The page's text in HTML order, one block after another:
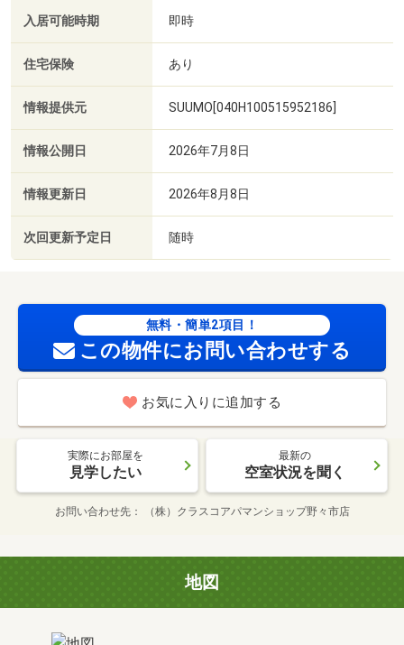
入居可能時期 即時
住宅保険 あり
情報提供元 SUUMO[040H100515952186]
情報公開日 2026年7月8日
情報更新日 2026年8月8日
次回更新予定日 随時
無料・簡単2項目！
この物件にお問い合わせする
お気に入りに追加する
実際にお部屋を
見学したい
最新の
空室状況を聞く
お問い合わせ先 （株）クラスコアパマンショップ野々市店
地図